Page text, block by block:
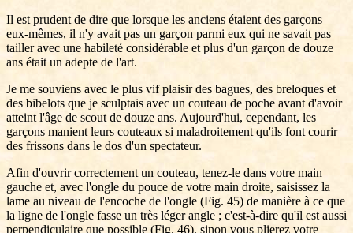
Il est prudent de dire que lorsque les anciens étaient des garçons
eux-mêmes, il n'y avait pas un garçon parmi eux qui ne savait pas
tailler avec une habileté considérable et plus d'un garçon de douze
ans était un adepte de l'art.
Je me souviens avec le plus vif plaisir des bagues, des breloques et
des bibelots que je sculptais avec un couteau de poche avant d'avoir
atteint l'âge de scout de douze ans. Aujourd'hui, cependant, les
garçons manient leurs couteaux si maladroitement qu'ils font courir
des frissons dans le dos d'un spectateur.
Afin d'ouvrir correctement un couteau, tenez-le dans votre main
gauche et, avec l'ongle du pouce de votre main droite, saisissez la
lame au niveau de l'encoche de l'ongle (Fig. 45) de manière à ce que
la ligne de l'ongle fasse un très léger angle ; c'est-à-dire qu'il est aussi
perpendiculaire que possible (Fig. 46), sinon vous plierez votre